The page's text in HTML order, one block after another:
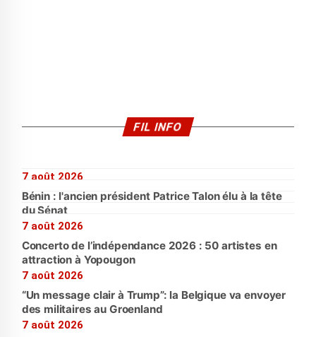
FIL INFO
7 août 2026
Bénin : l'ancien président Patrice Talon élu à la tête
du Sénat
7 août 2026
Concerto de l’indépendance 2026 : 50 artistes en
attraction à Yopougon
7 août 2026
“Un message clair à Trump”: la Belgique va envoyer
des militaires au Groenland
7 août 2026